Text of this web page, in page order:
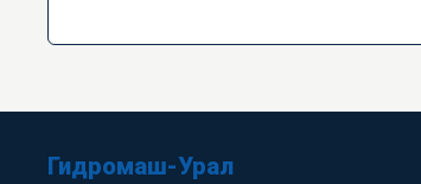
Гидромаш-Урал